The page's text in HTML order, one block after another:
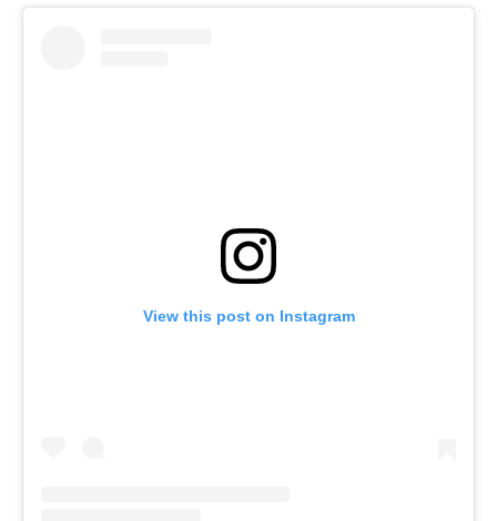
View this post on Instagram